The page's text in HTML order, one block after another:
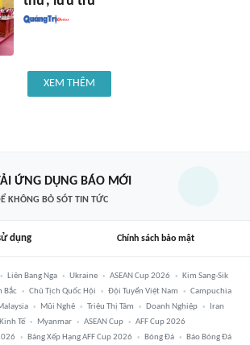
XEM THÊM
ỨNG DỤNG BÁO MỚI
KHÔNG BỎ SÓT TIN TỨC
dụng Chính sách bảo mật
Liên Bang Nga Ukraine ASEAN Cup 2026
Kim Sang-Sik
Bắc Chủ Tịch Quốc Hội Đội Tuyển Việt Nam
Campuchia
Mũi Nghê Triệu Thị Tâm Doanh Nghiệp
Iran
Tế
Myanmar ASEAN Cup
AFF Cup 2026
Bảng Xếp Hạng AFF Cup 2026 Bóng Đá Báo Bóng Đá